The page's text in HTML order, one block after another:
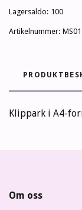
Lagersaldo: 100
Artikelnummer:
Klippark i A4-
Om oss